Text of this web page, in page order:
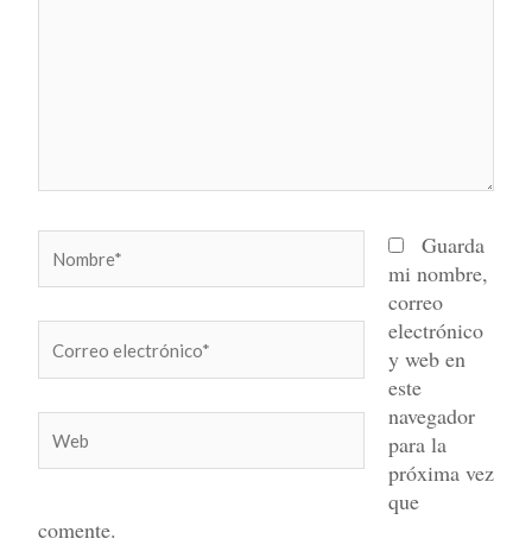
electrónico*
Guarda
mi nombre,
correo
electrónico
y web en
este
navegador
para la
próxima vez
que
comente.